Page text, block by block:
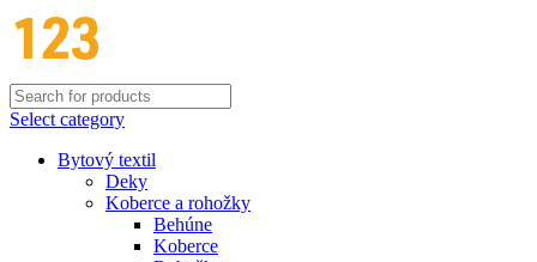
Select category
Bytový textil
Deky
Koberce a rohožky
Behúne
Koberce